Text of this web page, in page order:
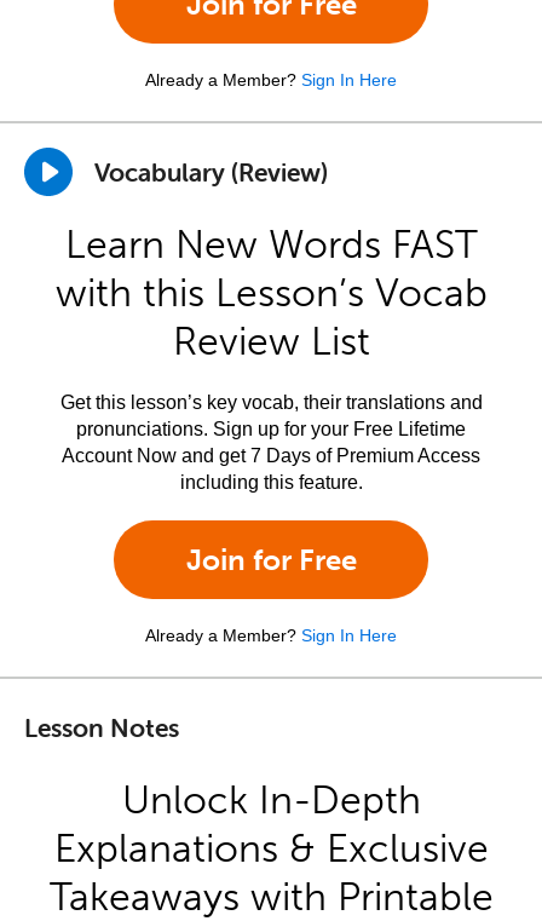
Already a Member? Sign In Here
Vocabulary (Review)
Learn New Words FAST
with this Lesson’s Vocab
Review List
Get this lesson’s key vocab, their translations and
pronunciations. Sign up for your Free Lifetime
Account Now and get 7 Days of Premium Access
including this feature.
Join for Free
Already a Member? Sign In Here
Lesson Notes
Unlock In-Depth
Explanations & Exclusive
Takeaways with Printable